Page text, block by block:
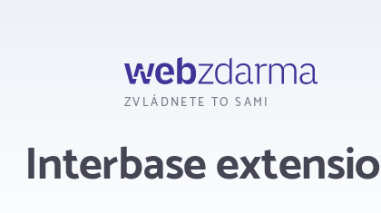
ZVLÁDNETE TO SAMI
Interbase